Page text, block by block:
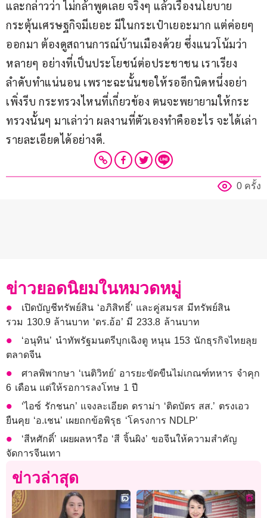
และกล่าวว่า ไม่กล้าพูดเลย จริงๆ แล้วเรื่องนโยบาย
กระตุ้นเศรษฐกิจมีเยอะ มีในกระเป๋าเยอะมาก แต่ค่อยๆ
ออกมา ต้องดูสถานการณ์บ้านเมืองด้วย ซึ่งแนวโน้มว่า
หลายๆ อย่างที่เป็นประโยชน์ต่อประชาชน เราเรียง
ลำดับทำแน่นอน เพราะฉะนั้นขอให้รออีกนิดหนึ่งอย่า
เพิ่งรีบ กระทรวงไหนที่เกี่ยวข้อง ตนจะพยายามให้กระ
ทรวงนั้นๆ มาเล่าว่า ผลงานที่ตัวเองทำคืออะไร จะได้เล่า
รายละเอียดได้อย่างดี.
0 ครั้ง
ข่าวยอดนิยมในหมวดหมู่
เปิดบัญชีทรัพย์สิน ‘อภิสิทธิ์’ และคู่สมรส มีทรัพย์สิน
รวม 130.9 ล้านบาท ‘ดร.อ้อ’ มี 233.8 ล้านบาท
‘อนุทิน’ นำทัพรัฐมนตรีบุกเฉิงตู หนุน 153 นักธุรกิจไทยลุย
ตลาดจีน
ศาลพิพากษา ‘เนติวิทย์’ อารยะขัดขืนไม่เกณฑ์ทหาร จำคุก
6 เดือน แต่ให้รอการลงโทษ 1 ปี
‘ไอซ์ รักชนก’ แจงละเอียด ดราม่า ‘ติดบัตร สส.’ ตรงเอว
ยืนคุย ‘อ.เชน’ เผยถกข้อพิรุธ ‘โครงการ NDLP’
‘สีหศักดิ์’ เผยผลหารือ ‘สี จิ้นผิง’ ขอจีนให้ความสำคัญ
จัดการจีนเทา
ข่าวล่าสุด